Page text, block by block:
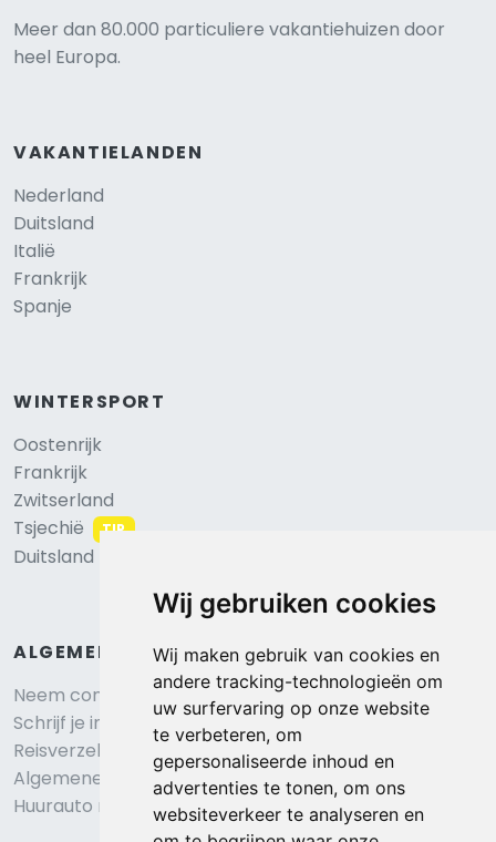
Wij gebruiken cookies
Wij maken gebruik van cookies en
andere tracking-technologieën om
uw surfervaring op onze website
te verbeteren, om
gepersonaliseerde inhoud en
advertenties te tonen, om ons
websiteverkeer te analyseren en
Meer dan 80.000 particuliere vakantiehuizen door
heel Europa.
VAKANTIELANDEN
Nederland
Duitsland
Italië
Frankrijk
Spanje
WINTERSPORT
Oostenrijk
Frankrijk
Zwitserland
Tsjechië
TIP
Duitsland
ALGEMEEN
Neem contact op
Schrijf je in voor onze nieuwsbrief
Reisverzekering afsluiten
Algemene voorwaarden
Huurauto reserveren